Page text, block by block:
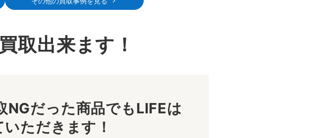
取出来ます！
NGだった商品でもLIFEは
ただきます！